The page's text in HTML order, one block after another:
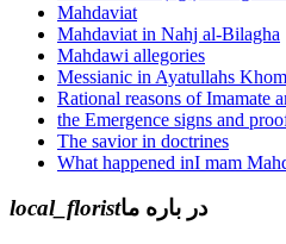
Mahdaviat
Mahdaviat in Nahj al-Bilagha
Mahdawi allegories
Messianic in Ayatullahs
Rational reasons of Imamate
the Emergence signs and
The savior in doctrines
What happened inI mam
local_floristدر باره ما